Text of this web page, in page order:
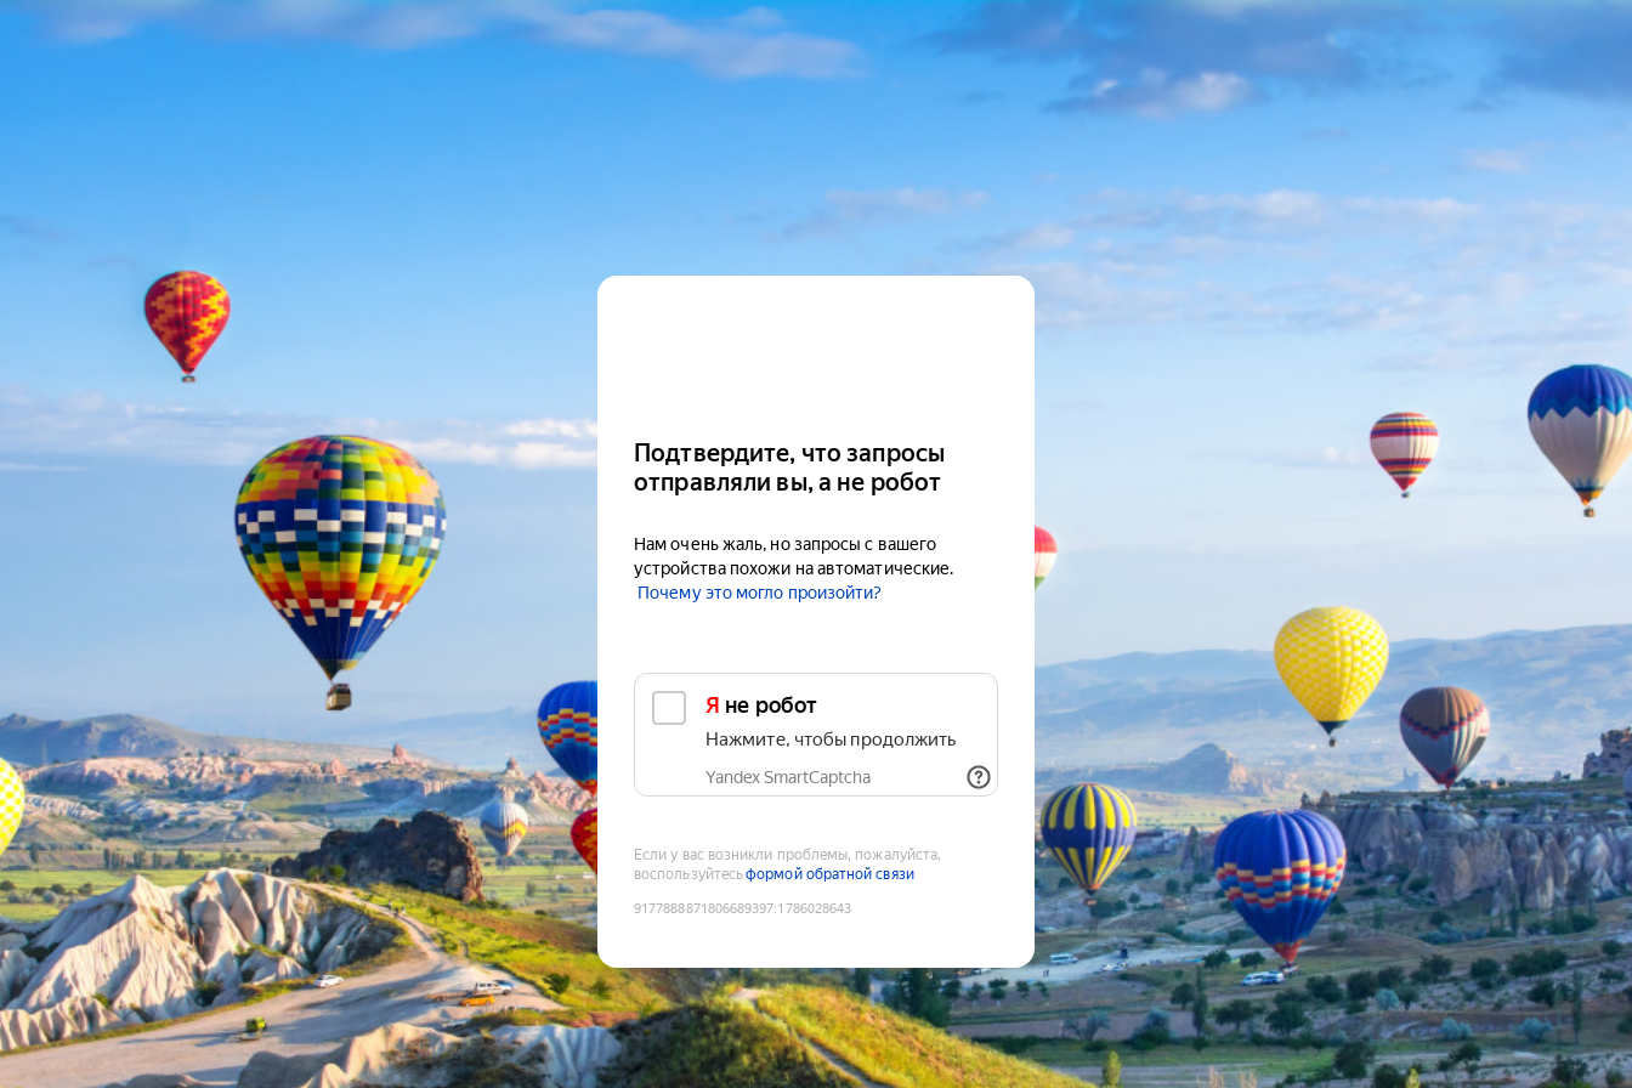
Подтвердите, что запросы
отправляли вы, а не робот
Нам очень жаль, но запросы с вашего
устройства похожи на автоматические.
Почему это могло произойти?
Я не робот
Нажмите, чтобы продолжить
Yandex SmartCaptcha
Если у вас возникли проблемы, пожалуйста,
воспользуйтесьформой обратной связи
9177888871806689397:1786028643